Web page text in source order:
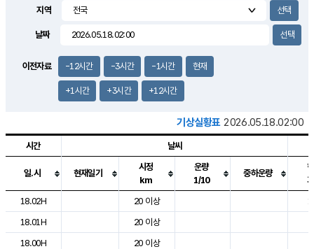
2.9m/s
지역
날짜
이전자료 -12시간 -3시간 -1시간 현재
+1시간 +3시간 +12시간
기상실황표 2026.05.18.02:00
도시별 기상실황표로 지점, 날씨, 기온, 강수, 바람, 기압등을 안내한 표입
시간 날씨
일.시 현재일기
시정
km
운량
1/10
중하운량
18.02H
20 이상
18.01H
20 이상
18.00H
20 이상